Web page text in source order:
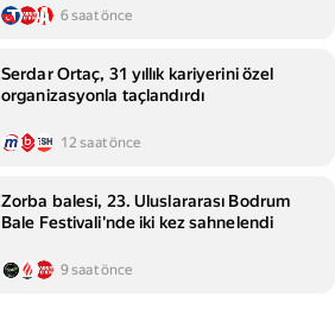
6 saat önce
Serdar Ortaç, 31 yıllık kariyerini özel
organizasyonla taçlandırdı
12 saat önce
Zorba balesi, 23. Uluslararası Bodrum
Bale Festivali'nde iki kez sahnelendi
9 saat önce